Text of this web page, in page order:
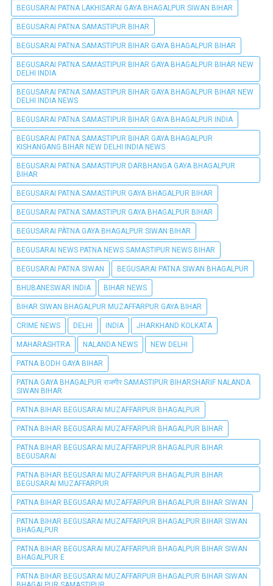
BEGUSARAI PATNA LAKHISARAI GAYA BHAGALPUR SIWAN BIHAR
BEGUSARAI PATNA SAMASTIPUR BIHAR
BEGUSARAI PATNA SAMASTIPUR BIHAR GAYA BHAGALPUR BIHAR
BEGUSARAI PATNA SAMASTIPUR BIHAR GAYA BHAGALPUR BIHAR NEW
DELHI INDIA
BEGUSARAI PATNA SAMASTIPUR BIHAR GAYA BHAGALPUR BIHAR NEW
DELHI INDIA NEWS
BEGUSARAI PATNA SAMASTIPUR BIHAR GAYA BHAGALPUR INDIA
BEGUSARAI PATNA SAMASTIPUR BIHAR GAYA BHAGALPUR
KISHANGANG BIHAR NEW DELHI INDIA NEWS
BEGUSARAI PATNA SAMASTIPUR DARBHANGA GAYA BHAGALPUR
BIHAR
BEGUSARAI PATNA SAMASTIPUR GAYA BHAGALPUR BIHAR
BEGUSARAI PATNA SAMASTIPUR GAYA BHAGALPUR BIHAR
BEGUSARAI PÀTNA GAYA BHAGALPUR SIWAN BIHAR
BEGUSARAI NEWS PATNA NEWS SAMASTIPUR NEWS BIHAR
BEGUSARAI PATNA SIWAN BEGUSARAI PATNA SIWAN BHAGALPUR
BHUBANESWAR INDIA BIHAR NEWS
BIHAR SIWAN BHAGALPUR MUZAFFARPUR GAYA BIHAR
CRIME NEWS DELHI INDIA JHARKHAND KOLKATA
MAHARASHTRA NALANDA NEWS NEW DELHI
PATNA BODH GAYA BIHAR
PATNA GAYA BHAGALPUR राजगीर SAMASTIPUR BIHARSHARIF NALANDA
SIWAN BIHAR
PATNA BIHAR BEGUSARAI MUZAFFARPUR BHAGALPUR
PATNA BIHAR BEGUSARAI MUZAFFARPUR BHAGALPUR BIHAR
PATNA BIHAR BEGUSARAI MUZAFFARPUR BHAGALPUR BIHAR
BEGUSARAI
PATNA BIHAR BEGUSARAI MUZAFFARPUR BHAGALPUR BIHAR
BEGUSARAI MUZAFFARPUR
PATNA BIHAR BEGUSARAI MUZAFFARPUR BHAGALPUR BIHAR SIWAN
PATNA BIHAR BEGUSARAI MUZAFFARPUR BHAGALPUR BIHAR SIWAN
BHAGALPUR
PATNA BIHAR BEGUSARAI MUZAFFARPUR BHAGALPUR BIHAR SIWAN
BHAGALPUR E
PATNA BIHAR BEGUSARAI MUZAFFARPUR BHAGALPUR BIHAR SIWAN